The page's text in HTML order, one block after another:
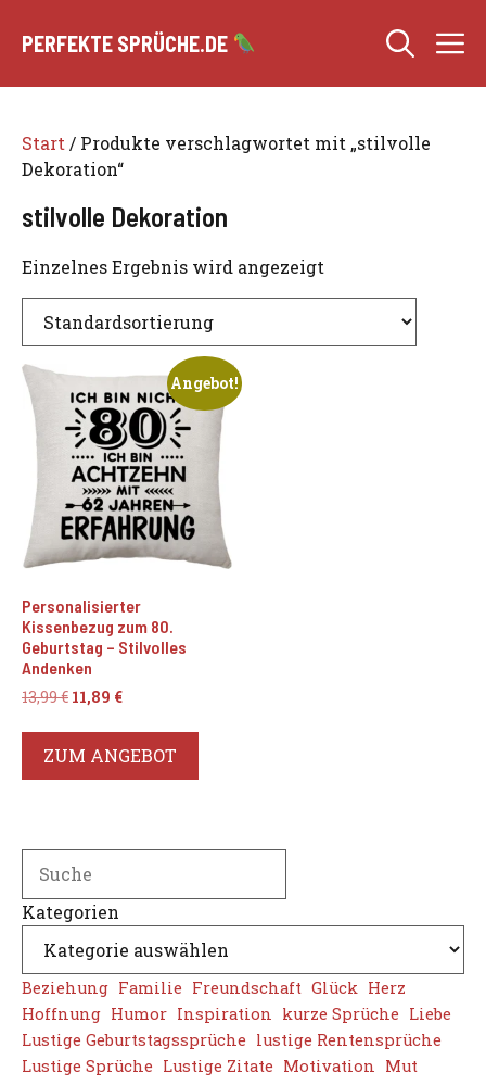
Inhalt
PERFEKTE SPRÜCHE.DE
Start / Produkte verschlagwortet mit „stilvolle
Dekoration“
stilvolle Dekoration
Einzelnes Ergebnis wird angezeigt
Angebot!
Personalisierter
Kissenbezug zum 80.
Geburtstag – Stilvolles
Andenken
13,99€ Ursprünglicher
13,99 €
11,89 €Aktueller
11,89 €.
ZUM ANGEBOT
Search
Kategorien
Beziehung Familie Freundschaft Glück Herz
Hoffnung Humor Inspiration kurze Sprüche Liebe
Lustige Geburtstagssprüche lustige Rentensprüche
Lustige Sprüche Lustige Zitate Motivation Mut